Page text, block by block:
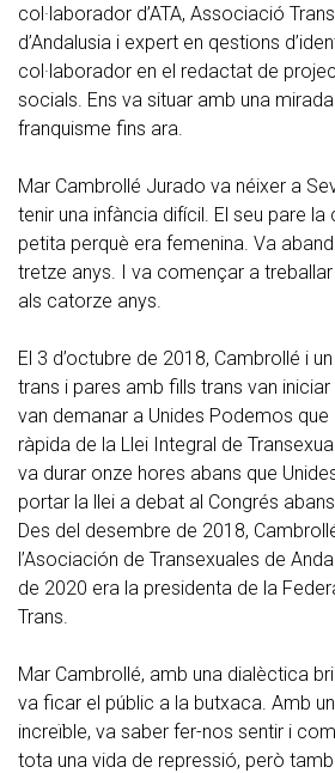
col·laborador d’ATA, Associació
d’Andalusia i expert en qestions
col·laborador en el redactat de
socials. Ens va situar amb una
franquisme fins ara.
Mar Cambrollé Jurado va néixer a
tenir una infància difícil. El seu pare
petita perquè era femenina. Va
tretze anys. I va començar a
als catorze anys.
El 3 d’octubre de 2018, Cambrollé i
trans i pares amb fills trans van
van demanar a Unides Podemos
ràpida de la Llei Integral de
va durar onze hores abans que
portar la llei a debat al Congrés
Des del desembre de 2018,
l’Asociación de Transexuales de
de 2020 era la presidenta de la
Trans.
Mar Cambrollé, amb una dialèctica
va ficar el públic a la butxaca. Amb
increïble, va saber fer-nos sentir i
tota una vida de repressió, però